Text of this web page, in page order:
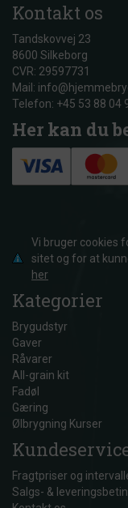
Kontakt os
Tandskovvej 23
8600 Silkeborg
CVR: 29597731
Mail:
Telefon: +45 53 88 04
Her kan du
Vi bruger cookies
sitet og for at
her
Kategorier
Brygudstyr
Gaver
Råvarer
All-grain kit
Fadøl
Gæring
Ølbrygning Kurser
Fragtpriser og
Salgs- &